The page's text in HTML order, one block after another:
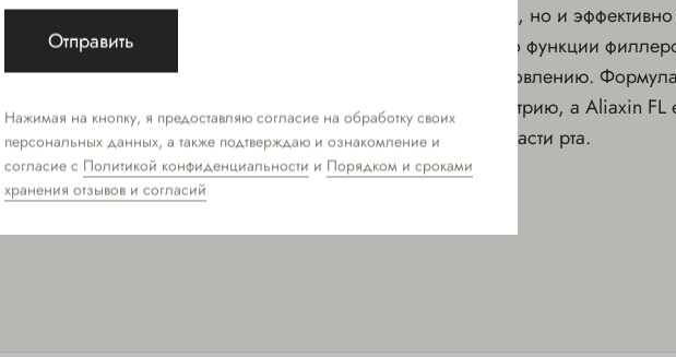
и возвращая коже молодость, но и
препарат выполняет не только функции
но и стимулирует ткани к обновлению.
губ и корректирует их асимметрию, а Aliaxin
и нивелирует морщины в области рта.
Отправить
Нажимая на кнопку, я предоставляю согласие на обработку своих
персональных данных, а также подтверждаю и ознакомление и
согласие с Политикой конфиденциальности и Порядком и сроками
хранения отзывов и согласий